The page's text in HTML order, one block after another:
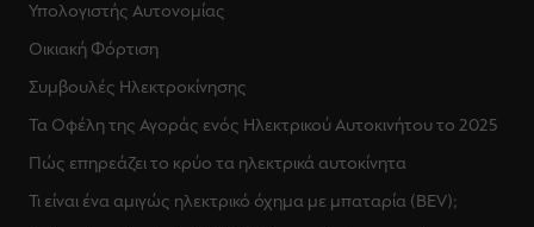
Υπολογιστής Αυτονομίας
Οικιακή Φόρτιση
Συμβουλές Ηλεκτροκίνησης
Τα Οφέλη της Αγοράς ενός Ηλεκτρικού Αυτοκινήτου το 2025
Πώς επηρεάζει το κρύο τα ηλεκτρικά αυτοκίνητα
Τι είναι ένα αμιγώς ηλεκτρικό όχημα με μπαταρία (BEV);